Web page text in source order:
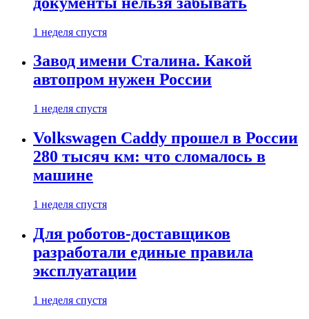
1 неделя спустя
Завод имени Сталина. Какой
автопром нужен России
1 неделя спустя
Volkswagen Caddy прошел в России
280 тысяч км: что сломалось в
машине
1 неделя спустя
Для роботов-доставщиков
разработали единые правила
эксплуатации
1 неделя спустя